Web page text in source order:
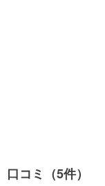
口コミ（5件）